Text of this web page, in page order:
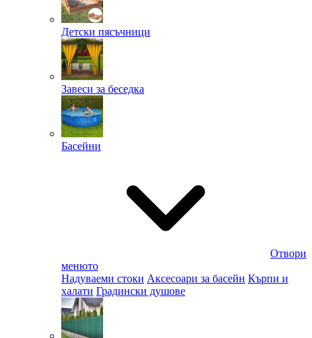
Детски пясъчници
Завеси за беседка
Басейни
Отвори
менюто
Надуваеми стоки Аксесоари за басейн Кърпи и
халати Градински душове